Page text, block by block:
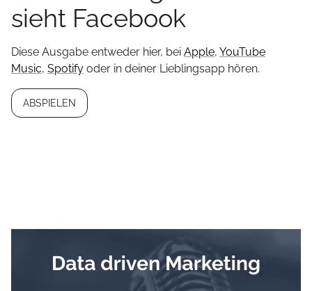
sieht Facebook
Diese Ausgabe entweder hier, bei Apple, YouTube
Music, Spotify oder in deiner Lieblingsapp hören.
ABSPIELEN